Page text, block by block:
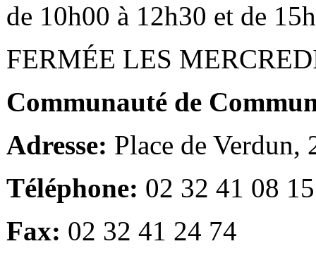
de 10h00 à 12h30 et de
FERMÉE LES
Communauté de
Adresse: Place de Verdun,
Téléphone: 02 32 41 08 15
Fax: 02 32 41 24 74